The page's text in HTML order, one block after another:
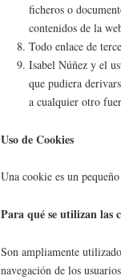
ficheros o
contenidos de la
Todo enlace de
Isabel Núñez y el
que pudiera
a cualquier otro
Uso de Cookies
Una cookie es un
Para qué se utilizan las
Son ampliamente
navegación de los